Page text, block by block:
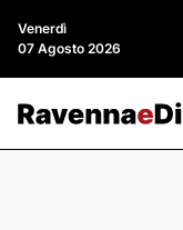
Venerdì
07 Agosto 2026